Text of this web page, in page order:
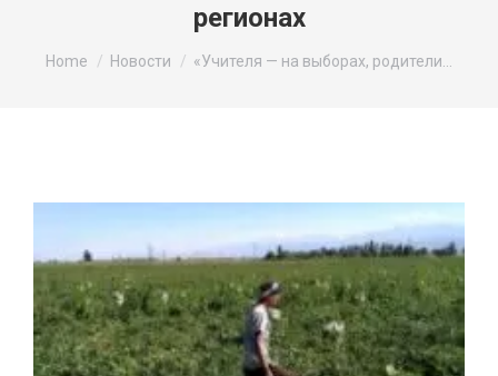
регионах
You are here:
Home Новости «Учителя — на выборах, родители…